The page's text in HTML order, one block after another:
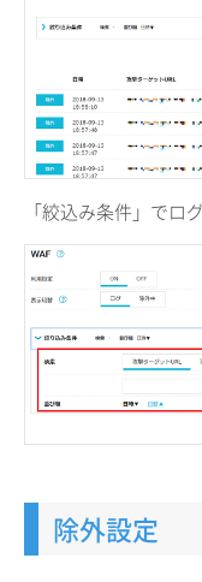
「絞込み条件」でロ
除外設定